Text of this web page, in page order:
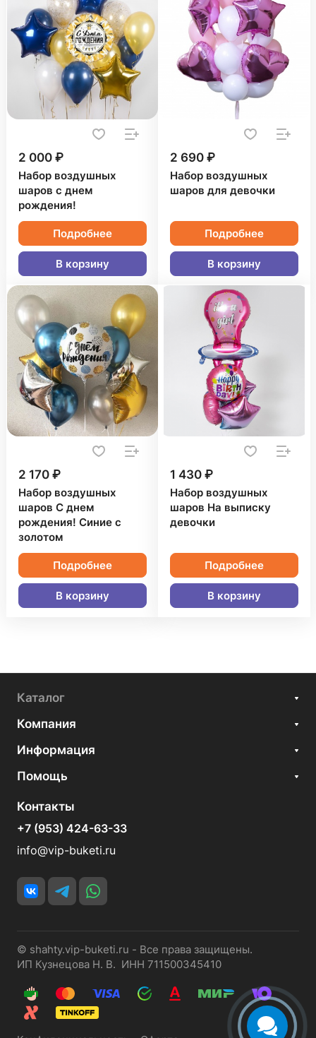
2 000 ₽
Набор воздушных
шаров с днем
рождения!
Подробнее
В корзину
2 690 ₽
Набор воздушных
шаров для девочки
Подробнее
В корзину
2 170 ₽
Набор воздушных
шаров С днем
рождения! Синие с
золотом
Подробнее
В корзину
1 430 ₽
Набор воздушных
шаров На выписку
девочки
Подробнее
В корзину
Каталог
Компания
Информация
Помощь
Контакты
+7 (953) 424-63-33
info@vip-buketi.ru
© shahty.vip-buketi.ru - Все права защищены.
ИП Кузнецова Н. В. ИНН 711500345410